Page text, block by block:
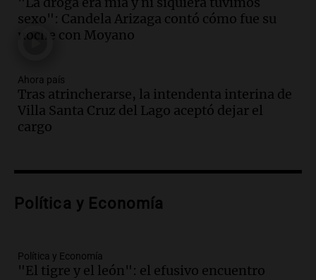
Episodios
Audio. Solicitan quiebra de Lebron
Panorama Federal
Episodios
Audio.Detienen a pareja en Alderete por
venta de medicamentos controlados
Audio.El alzobispo García Cueva llama a
Panorama Federal
Episodios
sexo": Candela Arizaga contó cómo fue su
noche con Moyano
Ahora país
Tras atrincherarse, la intendenta interina de
Villa Santa Cruz del Lago aceptó dejar el
cargo
Política y Economía
Política y Economía
"El tigre y el león": el efusivo encuentro